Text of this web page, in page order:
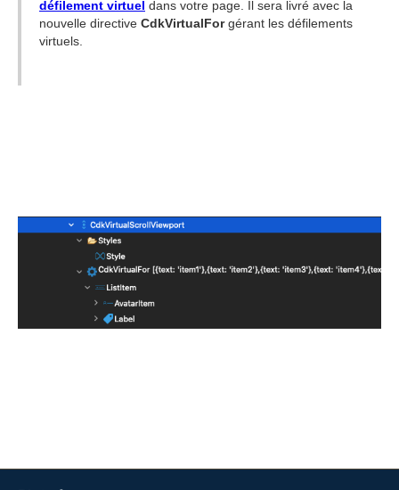
défilement virtuel dans votre page. Il sera livré avec la
nouvelle directive CdkVirtualForgérant les défilements
virtuels.